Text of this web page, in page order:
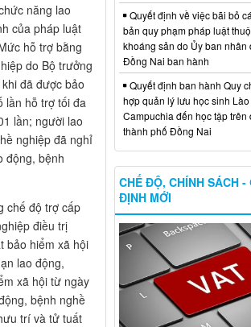
năng lao
của pháp luật
hỗ trợ bằng
do Bộ trưởng
đã được bảo
lần hỗ trợ tối đa
lần; người lao
nghiệp đã nghỉ
động, bệnh
chế độ trợ cấp
điều trị
bảo hiểm xã hội
lao động,
xã hội từ ngày
bệnh nghề
trí và tử tuất
Quyết định về việc bãi bỏ
bản quy phạm pháp luật
khoáng sản do Ủy ban nhân
Đồng Nai ban hành
Quyết định ban hành Quy
hợp quản lý lưu học sinh Lào
Campuchia đến học tập trên
thành phố Đồng Nai
CHẾ ĐỘ, CHÍNH SÁCH -
ĐỊNH MỚI